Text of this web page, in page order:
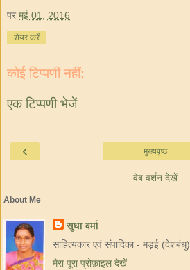
पर मई 01, 2016
शेयर करें
कोई टिप्पणी नहीं:
एक टिप्पणी भेजें
‹ मुख्यपृष्ठ
वेब वर्शन देखें
About Me
सुधा वर्मा
साहित्यकार एवं संपादिका - मड़ई (देशबंधु)
मेरा पूरा प्रोफ़ाइल देखें